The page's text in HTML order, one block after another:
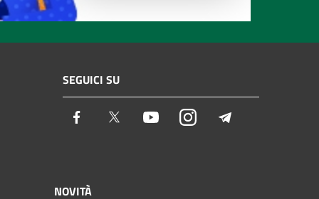
SEGUICI SU
Facebook Twitter YoutubeInstagram
NOVITÀ